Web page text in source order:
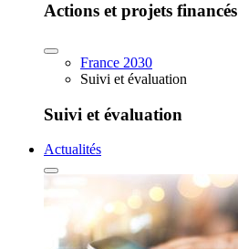
Actions et projets financés
France 2030
Suivi et évaluation
Suivi et évaluation
Actualités